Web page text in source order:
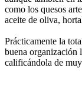
como los quesos
aceite de oliva,
Prácticamente la
buena organización
calificándola de